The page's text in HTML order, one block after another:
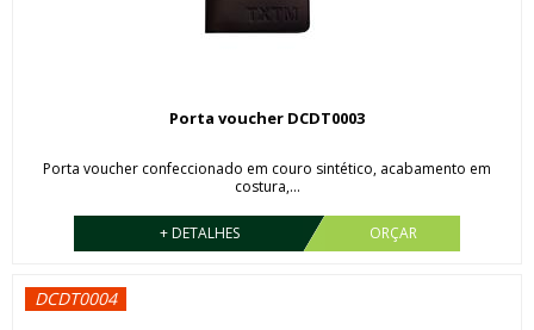
Porta voucher DCDT0003
Porta voucher confeccionado em couro sintético, acabamento em
costura,...
+ DETALHES ORÇAR
DCDT0004